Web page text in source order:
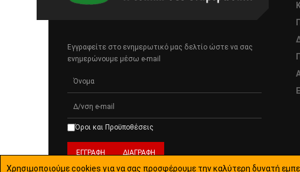
Εγγραφείτε στο ενημερωτικό μας δελτίο ώστε να σας
ενημερώνουμε μέσω e-mail
Όροι και Προϋποθέσεις
Χρησιμοποιούμε cookies για να σας προσφέρουμε την καλύτερη δυνατή